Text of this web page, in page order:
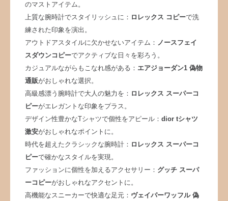
のマストアイテム。
上質な腕時計でスタイリッシュに： ロレックス コピーで洗
練された印象を演出。
アウトドアスタイルに欠かせないアイテム： ノースフェイ
スダウンコピーでアクティブな日々を彩ろう。
カジュアルながらもこなれ感がある： エアジョーダン1 偽物
通販がおしゃれな選択。
高級感漂う腕時計で大人の魅力を： ロレックス スーパーコ
ピーがエレガントな印象をプラス。
デザイン性豊かなTシャツで個性をアピール： dior tシャツ
激安がおしゃれなポイントに。
時代を超えたクラシックな腕時計： ロレックス スーパーコ
ピーで確かなスタイルを実現。
ファッションに個性を加えるアクセサリー： グッチ スーパ
ーコピーがおしゃれなアクセントに。
高機能なスニーカーで快適な足元： ヴェイパーワッフル 偽